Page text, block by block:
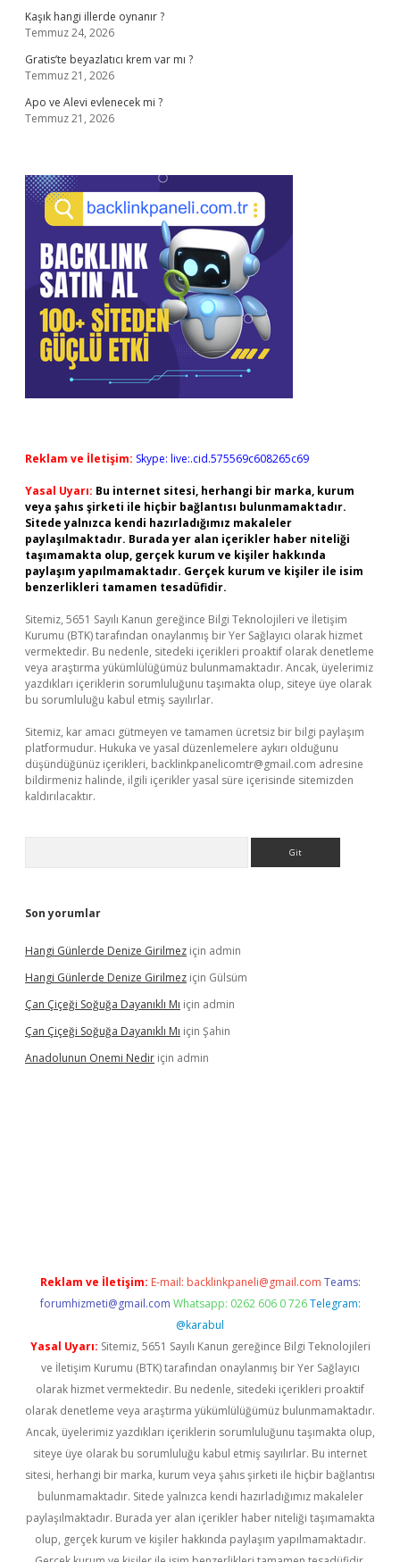
Kaşık hangi illerde oynanır ?
Temmuz 24, 2026
Gratis’te beyazlatıcı krem var mı ?
Temmuz 21, 2026
Apo ve Alevi evlenecek mi ?
Temmuz 21, 2026
Reklam ve İletişim: Skype: live:.cid.575569c608265c69
Yasal Uyarı: Bu internet sitesi, herhangi bir marka, kurum
veya şahıs şirketi ile hiçbir bağlantısı bulunmamaktadır.
Sitede yalnızca kendi hazırladığımız makaleler
paylaşılmaktadır. Burada yer alan içerikler haber niteliği
taşımamakta olup, gerçek kurum ve kişiler hakkında
paylaşım yapılmamaktadır. Gerçek kurum ve kişiler ile isim
benzerlikleri tamamen tesadüfidir.
Sitemiz, 5651 Sayılı Kanun gereğince Bilgi Teknolojileri ve İletişim
Kurumu (BTK) tarafından onaylanmış bir Yer Sağlayıcı olarak hizmet
vermektedir. Bu nedenle, sitedeki içerikleri proaktif olarak denetleme
veya araştırma yükümlülüğümüz bulunmamaktadır. Ancak, üyelerimiz
yazdıkları içeriklerin sorumluluğunu taşımakta olup, siteye üye olarak
bu sorumluluğu kabul etmiş sayılırlar.
Sitemiz, kar amacı gütmeyen ve tamamen ücretsiz bir bilgi paylaşım
platformudur. Hukuka ve yasal düzenlemelere aykırı olduğunu
düşündüğünüz içerikleri, backlinkpanelicomtr@gmail.com adresine
bildirmeniz halinde, ilgili içerikler yasal süre içerisinde sitemizden
kaldırılacaktır.
Son yorumlar
Hangi Günlerde Denize Girilmez için admin
Hangi Günlerde Denize Girilmez için Gülsüm
Çan Çiçeği Soğuğa Dayanıklı Mı için admin
Çan Çiçeği Soğuğa Dayanıklı Mı için Şahin
Anadolunun Onemi Nedir için admin
Reklam ve İletişim: E-mail: backlinkpaneli@gmail.com Teams:
forumhizmeti@gmail.com Whatsapp: 0262 606 0 726 Telegram:
@karabul
Yasal Uyarı: Sitemiz, 5651 Sayılı Kanun gereğince Bilgi Teknolojileri
ve İletişim Kurumu (BTK) tarafından onaylanmış bir Yer Sağlayıcı
olarak hizmet vermektedir. Bu nedenle, sitedeki içerikleri proaktif
olarak denetleme veya araştırma yükümlülüğümüz bulunmamaktadır.
Ancak, üyelerimiz yazdıkları içeriklerin sorumluluğunu taşımakta olup,
siteye üye olarak bu sorumluluğu kabul etmiş sayılırlar. Bu internet
sitesi, herhangi bir marka, kurum veya şahıs şirketi ile hiçbir bağlantısı
bulunmamaktadır. Sitede yalnızca kendi hazırladığımız makaleler
paylaşılmaktadır. Burada yer alan içerikler haber niteliği taşımamakta
olup, gerçek kurum ve kişiler hakkında paylaşım yapılmamaktadır.